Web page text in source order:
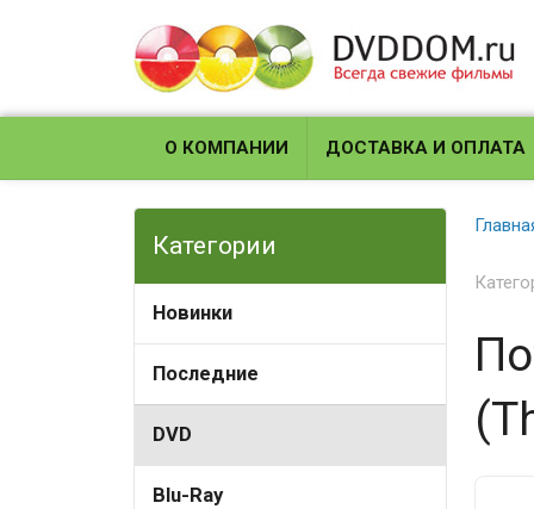
О КОМПАНИИ ДОСТАВКА И ОПЛАТА
Категории
Новинки
Последние
DVD
Blu-Ray